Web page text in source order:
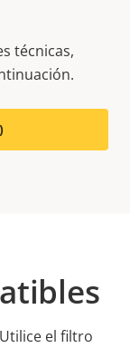
técnicas,
el filtro